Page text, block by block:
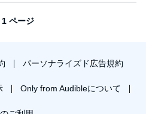
1 ページ
パーソナライズド広告規約
Only from Audibleについて